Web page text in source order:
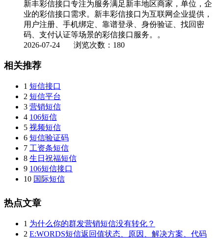
新丰彩信接口专注为服务满足新丰地区商家，单位，企
业的彩信接口需求。新丰彩信接口为互联网企业提供，
用户注册、手机绑定、靠谱登录、身份验证、找回密
码、支付认证等场景的彩信接口服务。。
2026-07-24 浏览次数：180
相关推荐
1 短信接口
2 短信平台
3 营销短信
4 106短信
5 视频短信
6 短信验证码
7 工资条短信
8 生日祝福短信
9 106短信接口
10 国际短信
热点文章
1 为什么你的群发营销短信没有转化？
2 E:WORDS短信返回值状态、原因、解决方案、代码